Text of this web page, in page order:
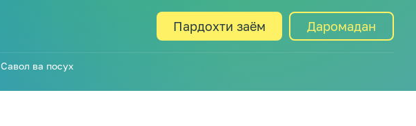
Пардохти заём Даромадан
Савол ва посух